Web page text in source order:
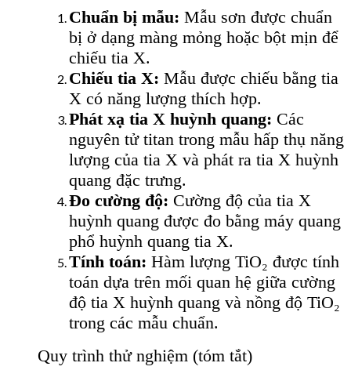
Chuẩn bị mẫu: Mẫu sơn được chuẩn
bị ở dạng màng mỏng hoặc bột mịn để
chiếu tia X.
Chiếu tia X: Mẫu được chiếu bằng tia
X có năng lượng thích hợp.
Phát xạ tia X huỳnh quang: Các
nguyên tử titan trong mẫu hấp thụ năng
lượng của tia X và phát ra tia X huỳnh
quang đặc trưng.
Đo cường độ: Cường độ của tia X
huỳnh quang được đo bằng máy quang
phổ huỳnh quang tia X.
Tính toán: Hàm lượng TiO₂ được tính
toán dựa trên mối quan hệ giữa cường
độ tia X huỳnh quang và nồng độ TiO₂
trong các mẫu chuẩn.
Quy trình thử nghiệm (tóm tắt)